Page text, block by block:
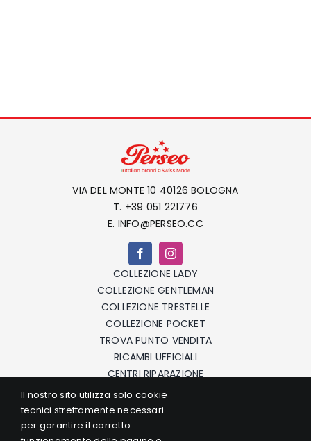
VIA DEL MONTE 10 40126 BOLOGNA
T. +39 051 221776
E. INFO@PERSEO.CC
COLLEZIONE LADY
COLLEZIONE GENTLEMAN
COLLEZIONE TRESTELLE
COLLEZIONE POCKET
TROVA PUNTO VENDITA
RICAMBI UFFICIALI
CENTRI RIPARAZIONE
ORDINA E RITIRA IN NEGOZIO
F.A.Q.
Il nostro sito utilizza solo cookie
tecnici strettamente necessari
per garantire il corretto